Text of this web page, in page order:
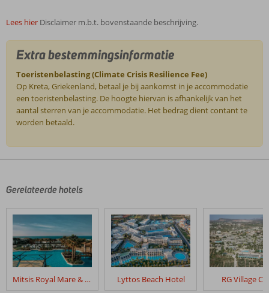
Lees hier Disclaimer m.b.t. bovenstaande beschrijving.
Extra bestemmingsinformatie
Toeristenbelasting (Climate Crisis Resilience Fee)
Op Kreta, Griekenland, betaal je bij aankomst in je accommodatie
een toeristenbelasting. De hoogte hiervan is afhankelijk van het
aantal sterren van je accommodatie. Het bedrag dient contant te
worden betaald.
door
klanten
geschreven
na
hun
verblijf
Royal
Gerelateerde hotels
Mitsis Royal Mare & Thalasso Resort Lyttos Beach Hotel RG Village